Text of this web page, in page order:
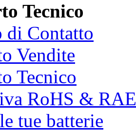
Tecnico
di Contatto
Vendite
Tecnico
RoHS &
tue batterie